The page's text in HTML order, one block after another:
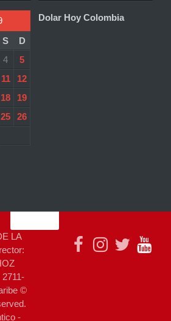
S
D
4
5
11
12
18
19
25
26
Dolar Hoy Colombia
LA
©
-